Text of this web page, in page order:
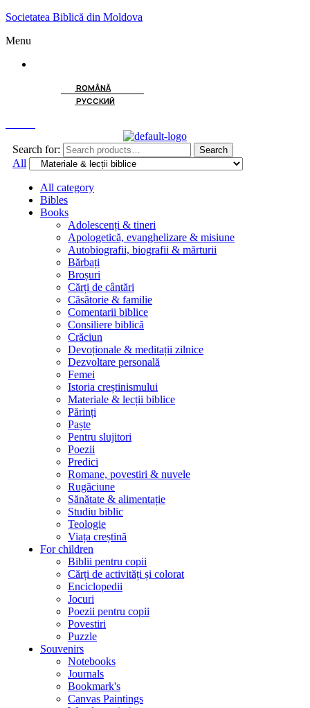
Societatea Biblică din Moldova
Menu
ROMÂNĂ
РУССКИЙ
Search for: Search
All
All category
Bibles
Books
Adolescenți & tineri
Apologetică, evanghelizare & misiune
Autobiografii, biografii & mărturii
Bărbați
Broșuri
Cărți de cântări
Căsătorie & familie
Comentarii biblice
Consiliere biblică
Crăciun
Devoționale & meditații zilnice
Dezvoltare personală
Femei
Istoria creștinismului
Materiale & lecții biblice
Părinți
Paște
Pentru slujitori
Poezii
Predici
Romane, povestiri & nuvele
Rugăciune
Sănătate & alimentație
Studiu biblic
Teologie
Viața creștină
For children
Biblii pentru copii
Cărți de activități și colorat
Enciclopedii
Jocuri
Poezii pentru copii
Povestiri
Puzzle
Souvenirs
Notebooks
Journals
Bookmark's
Canvas Paintings